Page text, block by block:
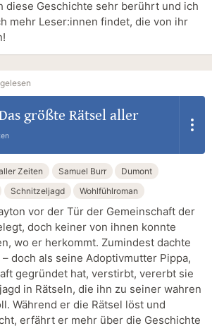
diese Geschichte sehr berührt und ich
mehr Leser:innen findet, die von ihr
gelesen
größte Rätsel aller
Zeiten Samuel Burr
Dumont
Schnitzeljagd Wohlfühlroman
vor der Tür der Gemeinschaft der
doch keiner von ihnen konnte
wo er herkommt. Zumindest dachte
doch als seine Adoptivmutter Pippa,
gegründet hat, verstirbt, vererbt sie
in Rätseln, die ihn zu seiner wahren
Während er die Rätsel löst und
erfährt er mehr über die Geschichte